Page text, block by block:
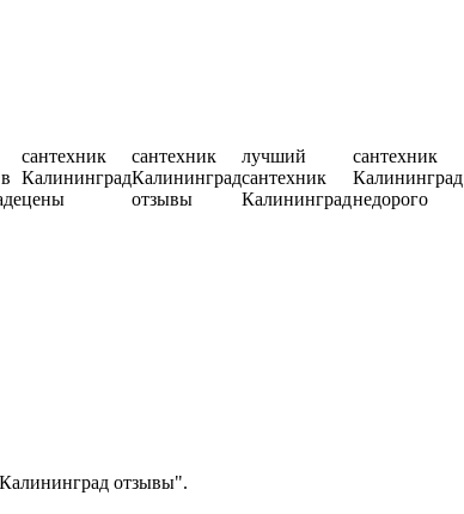
сантехник
Калининград
цены
сантехник
Калининград
отзывы
лучший
сантехник
Калининград
сантехник
Калининград
недорого
отзывы".